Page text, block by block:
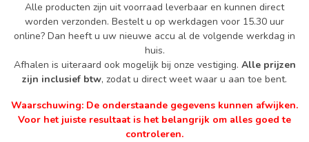
Alle producten zijn uit voorraad leverbaar en kunnen direct
worden verzonden. Bestelt u op werkdagen voor 15.30 uur
online? Dan heeft u uw nieuwe accu al de volgende werkdag in
huis.
Afhalen is uiteraard ook mogelijk bij onze vestiging. Alle prijzen
zijn inclusief btw, zodat u direct weet waar u aan toe bent.
Waarschuwing: De onderstaande gegevens kunnen afwijken.
Voor het juiste resultaat is het belangrijk om alles goed te
controleren.